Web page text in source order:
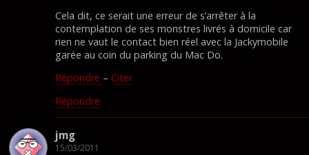
Cela dit, ce serait une erreur de s’arrêter à la
contemplation de ses monstres livrés à domicile car
rien ne vaut le contact bien réel avec la Jackymobile
garée au coin du parking du Mac Do.
Répondre – Citer
Répondre
jmg
15/03/2011